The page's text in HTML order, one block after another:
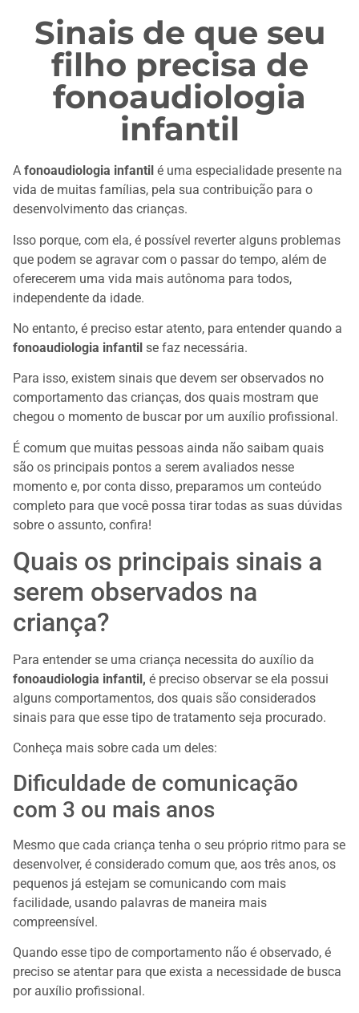
Sinais de que seu
filho precisa de
fonoaudiologia
infantil
A fonoaudiologia infantil é uma especialidade presente na
vida de muitas famílias, pela sua contribuição para o
desenvolvimento das crianças.
Isso porque, com ela, é possível reverter alguns problemas
que podem se agravar com o passar do tempo, além de
oferecerem uma vida mais autônoma para todos,
independente da idade.
No entanto, é preciso estar atento, para entender quando a
fonoaudiologia infantil se faz necessária.
Para isso, existem sinais que devem ser observados no
comportamento das crianças, dos quais mostram que
chegou o momento de buscar por um auxílio profissional.
É comum que muitas pessoas ainda não saibam quais
são os principais pontos a serem avaliados nesse
momento e, por conta disso, preparamos um conteúdo
completo para que você possa tirar todas as suas dúvidas
sobre o assunto, confira!
Quais os principais sinais a
serem observados na
criança?
Para entender se uma criança necessita do auxílio da
fonoaudiologia infantil, é preciso observar se ela possui
alguns comportamentos, dos quais são considerados
sinais para que esse tipo de tratamento seja procurado.
Conheça mais sobre cada um deles:
Dificuldade de comunicação
com 3 ou mais anos
Mesmo que cada criança tenha o seu próprio ritmo para se
desenvolver, é considerado comum que, aos três anos, os
pequenos já estejam se comunicando com mais
facilidade, usando palavras de maneira mais
compreensível.
Quando esse tipo de comportamento não é observado, é
preciso se atentar para que exista a necessidade de busca
por auxílio profissional.